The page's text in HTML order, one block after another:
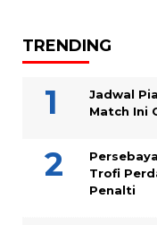
TRENDING
Jadwal
Match Ini
Trofi
Penalti